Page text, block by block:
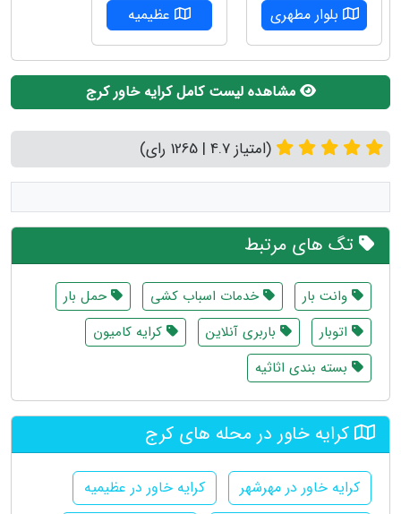
بلوار مطهری عظیمیه
مشاهده لیست کامل کرایه خاور کرج
(امتیاز 4.7 | 1265 رای)
تگ های مرتبط
وانت بار خدمات اسباب کشی
حمل بار
اتوبار
باربری آنلاین
کرایه کامیون
بسته بندی اثاثیه
کرایه خاور در محله های کرج
کرایه خاور در مهرشهر
کرایه خاور در عظیمیه